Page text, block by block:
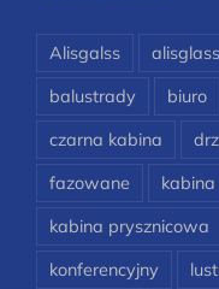
Alisgalss alisglass
balustrady
biuro
czarna kabina
fazowane
kabina
kabina prysznicowa
konferencyjny